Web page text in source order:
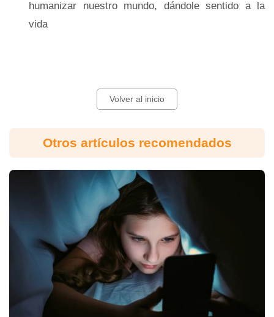
humanizar nuestro mundo, dándole sentido a la
vida
Volver al inicio
Otros artículos recomendados